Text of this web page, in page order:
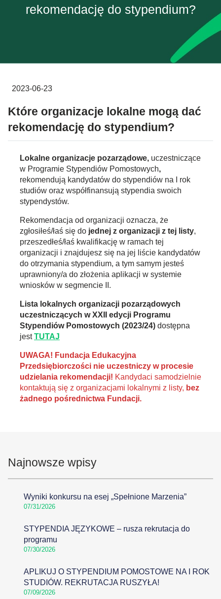
rekomendację do stypendium?
2023-06-23
Które organizacje lokalne mogą dać
rekomendację do stypendium?
Lokalne organizacje pozarządowe, uczestniczące
w Programie Stypendiów Pomostowych,
rekomendują kandydatów do stypendiów na I rok
studiów oraz współfinansują stypendia swoich
stypendystów.
Rekomendacja od organizacji oznacza, że
zgłosiłeś/łaś się do jednej z organizacji z tej listy,
przeszedłeś/łaś kwalifikację w ramach tej
organizacji i znajdujesz się na jej liście kandydatów
do otrzymania stypendium, a tym samym jesteś
uprawniony/a do złożenia aplikacji w systemie
wniosków w segmencie II.
Lista lokalnych organizacji pozarządowych
uczestniczących w XXII edycji Programu
Stypendiów Pomostowych (2023/24) dostępna
jest TUTAJ
UWAGA! Fundacja Edukacyjna
Przedsiębiorczości nie uczestniczy w procesie
udzielania rekomendacji! Kandydaci samodzielnie
kontaktują się z organizacjami lokalnymi z listy, bez
żadnego pośrednictwa Fundacji.
Najnowsze wpisy
Wyniki konkursu na esej „Spełnione Marzenia”
07/31/2026
STYPENDIA JĘZYKOWE – rusza rekrutacja do
programu
07/30/2026
APLIKUJ O STYPENDIUM POMOSTOWE NA I ROK
STUDIÓW. REKRUTACJA RUSZYŁA!
07/09/2026